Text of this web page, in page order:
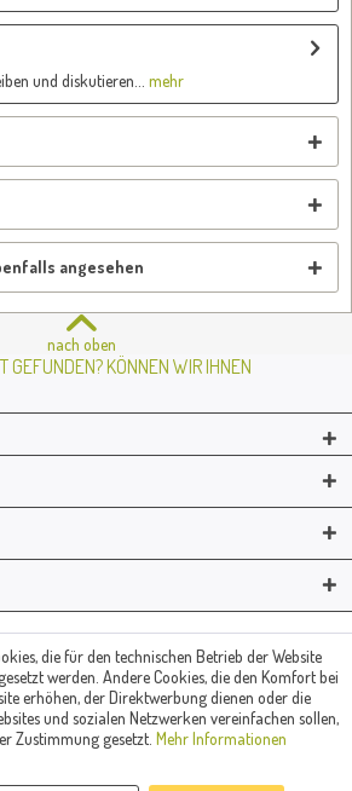
und diskutieren...
mehr
angesehen
nach oben
GEFUNDEN? KÖNNEN WIR IHNEN
Christof Paul e.K. | Westring 2 | 45659
Recklinghausen
| E-Mail: info@pauls-muehle.de
die für den technischen Betrieb der Website
werden. Andere Cookies, die den Komfort bei
erhöhen, der Direktwerbung dienen oder die
und sozialen Netzwerken vereinfachen sollen,
Zustimmung gesetzt. Mehr Informationen